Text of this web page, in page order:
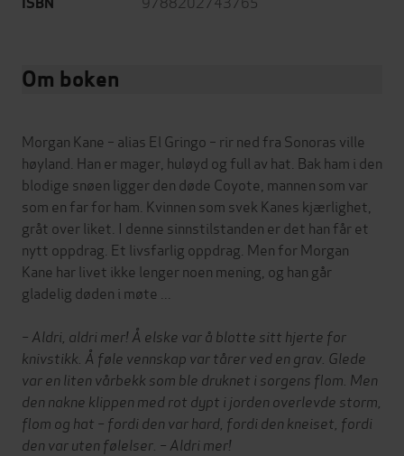
Om boken
Morgan Kane – alias El Gringo – rir ned fra Sonoras ville
høyland. Han er mager, huløyd og full av hat. Bak ham i den
blodige snøen ligger den døde Coyote, mannen som var
som en far for ham. Kvinnen som svek Kanes kjærlighet,
gråt over liket. I denne sinnstilstanden er det han får et
nytt oppdrag. Et livsfarlig oppdrag. Men for Morgan
Kane har livet ikke lenger noen mening, og han går
gladelig døden i møte ...
– Aldri, aldri mer! Å elske var å blotte sitt hjerte for
knivstikk. Å føle vennskap var tårer ved en grav. Glede
var en liten vårbekk som ble druknet i sorgens flom. Men
den nakne klippen med rot dypt i jorden overlevde storm,
flom og hat – fordi den var hard, fordi den kneiset, fordi
den var uten følelser. – Aldri mer!